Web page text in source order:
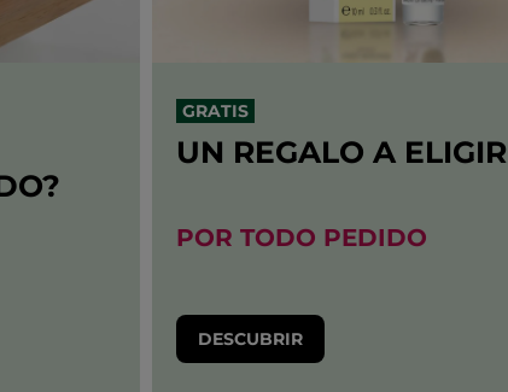
GRATIS
UN REGALO A ELIGIR
POR TODO PEDIDO​
DESCUBRIR